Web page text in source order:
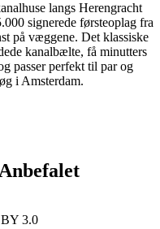
langs Herengracht
signerede førsteoplag fra
på væggene. Det klassiske
kanalbælte, få minutters
passer perfekt til par og
i Amsterdam.
3.0